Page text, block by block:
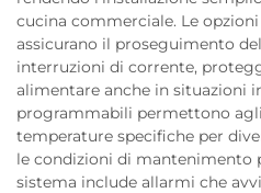
cucina commerciale. Le
assicurano il proseguimento
interruzioni di corrente,
alimentare anche in situazioni
programmabili permettono
temperature specifiche per
le condizioni di mantenimento
sistema include allarmi che